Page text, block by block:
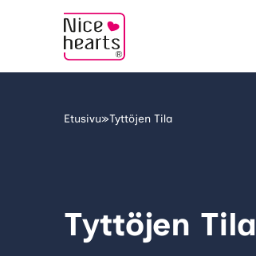
Etusivu»Tyttöjen Tila
Tyttöjen Tila